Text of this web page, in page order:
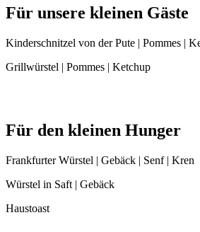
Für unsere kleinen Gäste
Kinderschnitzel von der Pute | Pommes |
Grillwürstel | Pommes | Ketchup
Für den kleinen Hunger
Frankfurter Würstel | Gebäck | Senf | Kren
Würstel in Saft | Gebäck
Haustoast